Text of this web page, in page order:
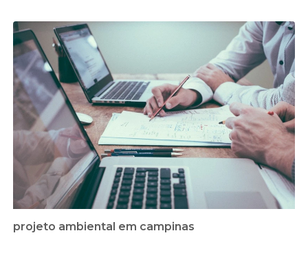
projeto ambiental em campinas